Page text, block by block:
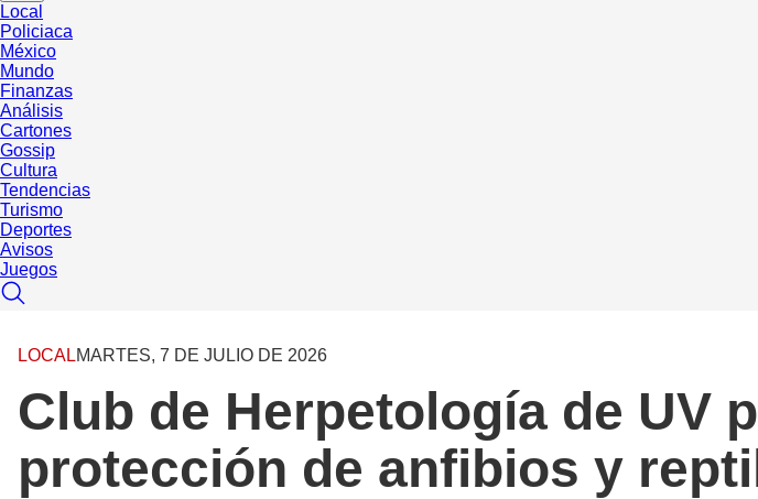
Local
Policiaca
México
Mundo
Finanzas
Análisis
Cartones
Gossip
Cultura
Tendencias
Turismo
Deportes
Avisos
Juegos
LOCALMARTES, 7 DE JULIO DE 2026
Club de Herpetología de UV
protección de anfibios y